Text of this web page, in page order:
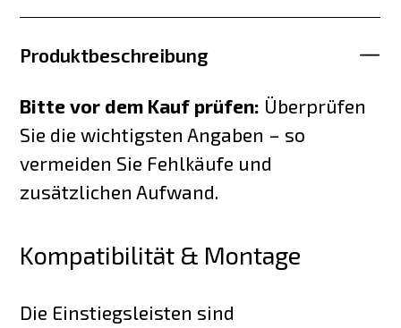
Produktbeschreibung
Bitte vor dem Kauf prüfen: Überprüfen
Sie die wichtigsten Angaben – so
vermeiden Sie Fehlkäufe und
zusätzlichen Aufwand.
Kompatibilität & Montage
Die Einstiegsleisten sind